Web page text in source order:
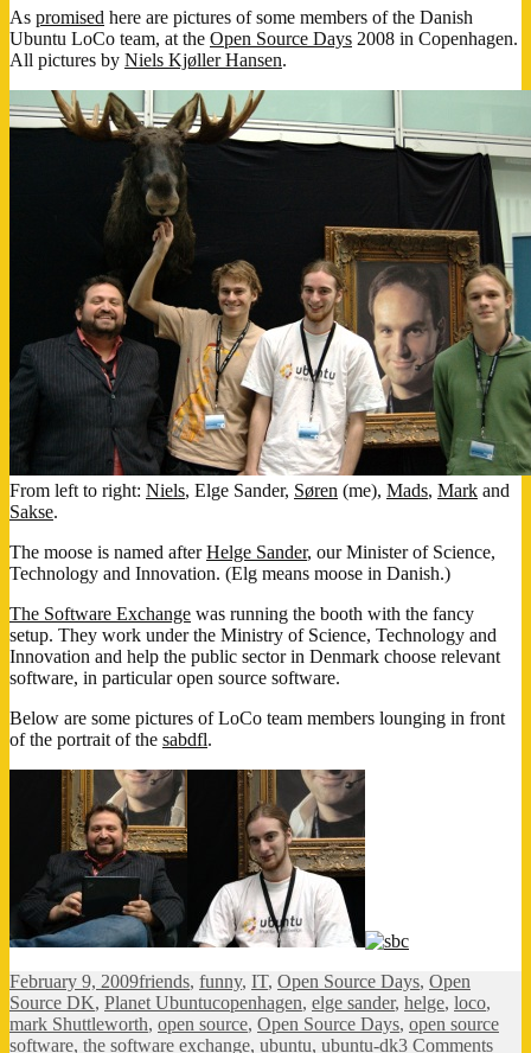
skifter
til
Open
Source
As promised here are pictures of some members of the Danish
Ubuntu LoCo team, at the Open Source Days 2008 in Copenhagen.
All pictures by Niels Kjøller Hansen.
From left to right: Niels, Elge Sander, Søren (me), Mads, Mark and
Sakse.
The moose is named afterHelge Sander, our Minister of Science,
Technology and Innovation. (Elg means moose in Danish.)
The Software Exchange was running the booth with the fancy
setup. They work under the Ministry of Science, Technology and
Innovation and help the public sector in Denmark choose relevant
software, in particular open source software.
Below are some pictures of LoCo team members lounging in front
of the portrait of the sabdfl.
Posted
on
February 9, 2009Categories
friends, funny, IT, Open Source Days, Open
Source DK, Planet UbuntuTags
copenhagen, elge sander, helge, loco,
mark Shuttleworth, open source, Open Source Days, open source
software, the software exchange, ubuntu, ubuntu-dk3 Commentson